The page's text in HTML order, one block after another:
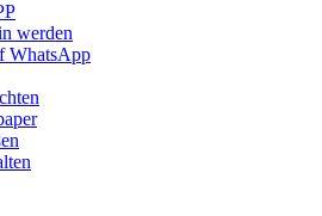
werden
WhatsApp